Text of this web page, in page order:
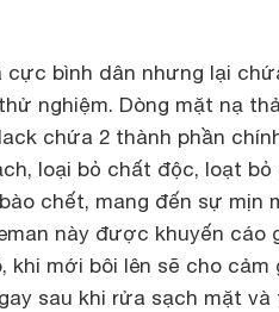
bình dân nhưng lại
nghiệm. Dòng mặt nạ
chứa 2 thành phần
loại bỏ chất độc, loạt bỏ
chết, mang đến sự mịn
này được khuyến cáo
mới bôi lên sẽ cho cảm
sau khi rửa sạch mặt